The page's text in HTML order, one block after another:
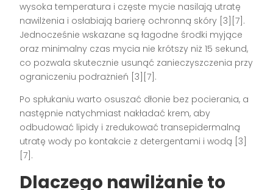
wysoka temperatura i częste mycie nasilają utratę
nawilżenia i osłabiają barierę ochronną skóry [3][7].
Jednocześnie wskazane są łagodne środki myjące
oraz minimalny czas mycia nie krótszy niż 15 sekund,
co pozwala skutecznie usunąć zanieczyszczenia przy
ograniczeniu podrażnień [3][7].
Po spłukaniu warto osuszać dłonie bez pocierania, a
następnie natychmiast nakładać krem, aby
odbudować lipidy i zredukować transepidermalną
utratę wody po kontakcie z detergentami i wodą [3]
[7].
Dlaczego nawilżanie to